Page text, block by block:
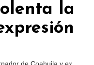
la